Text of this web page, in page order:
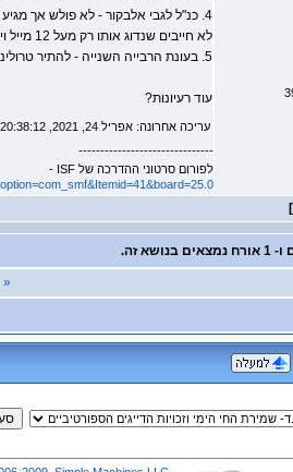
4. כנ"ל לגבי אלבקור - לא פולש אך מגיע לאזור הרחק מהחוף חודשיים בשנה,
לא חייבים שנדוג אותו רק מעל 12 מייל ויש לאפשר גם מרחק 10 מייל או 8 מייל.
5. בעונת הרבייה השנייה - להתיר טרולינג מעומק 15 מטר ולא 30.
עוד רעיונות?
עריכה אחרונה: אפריל 24, 2021, 20:38:12 PM על ידי rafi
-------------------------------
לפורום סרטוני ההדרכה של ISF -
«